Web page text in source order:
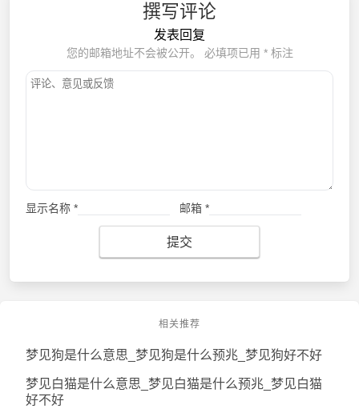
撰写评论
发表回复
您的邮箱地址不会被公开。 必填项已用 *标注
显示名称 * 邮箱 *
提交
相关推荐
梦见狗是什么意思_梦见狗是什么预兆_梦见狗好不好
梦见白猫是什么意思_梦见白猫是什么预兆_梦见白猫
好不好